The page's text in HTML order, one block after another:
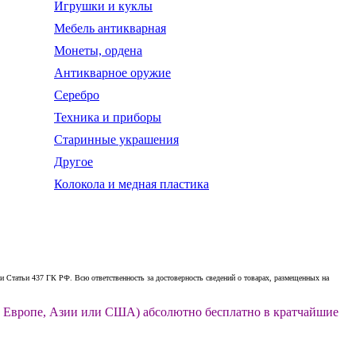
Игрушки и куклы
Мебель антикварная
Монеты, ордена
Антикварное оружие
Серебро
Техника и приборы
Старинные украшения
Другое
Колокола и медная пластика
437 ГК РФ. Всю ответственность за достоверность сведений о товарах, размещенных на
Европе, Азии или США) абсолютно бесплатно в кратчайшие